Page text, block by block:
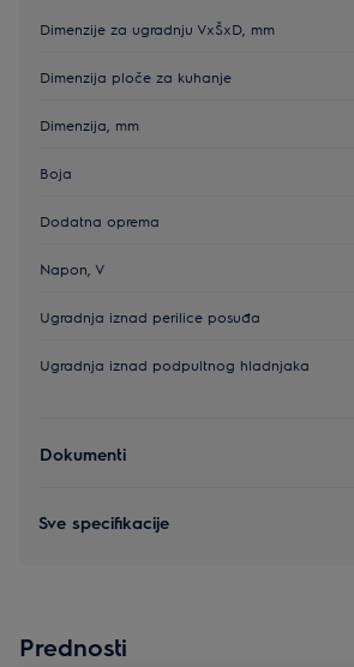
Dimenzije za ugradnju VxŠxD, mm
Dimenzija ploče za kuhanje
Dimenzija, mm
Boja
Dodatna oprema
Napon, V
Ugradnja iznad perilice posuđa
Ugradnja iznad podpultnog hladnjaka
Dokumenti
Sve specifikacije
Prednosti